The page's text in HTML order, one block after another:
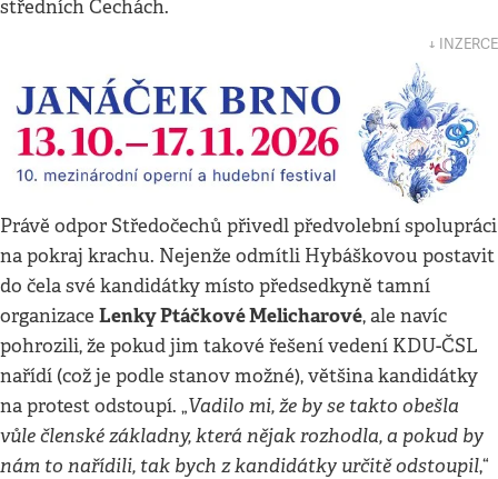
středních Čechách.
↓ INZERCE
Právě odpor Středočechů přivedl předvolební spolupráci
na pokraj krachu. Nejenže odmítli Hybáškovou postavit
do čela své kandidátky místo předsedkyně tamní
organizace Lenky Ptáčkové Melicharové, ale navíc
pohrozili, že pokud jim takové řešení vedení KDU-ČSL
nařídí (což je podle stanov možné), většina kandidátky
na protest odstoupí. „Vadilo mi, že by se takto obešla
vůle členské základny, která nějak rozhodla, a pokud by
nám to nařídili, tak bych z kandidátky určitě odstoupil,“